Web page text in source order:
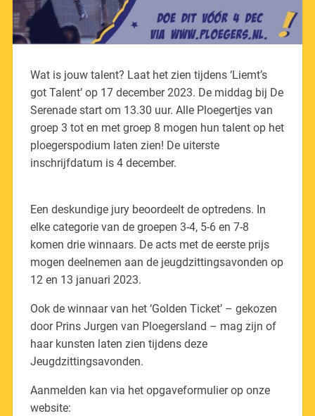
Wat is jouw talent? Laat het zien tijdens ‘Liemt’s
got Talent’ op 17 december 2023. De middag bij De
Serenade start om 13.30 uur. Alle Ploegertjes van
groep 3 tot en met groep 8 mogen hun talent op het
ploegerspodium laten zien! De uiterste
inschrijfdatum is 4 december.
Een deskundige jury beoordeelt de optredens. In
elke categorie van de groepen 3-4, 5-6 en 7-8
komen drie winnaars. De acts met de eerste prijs
mogen deelnemen aan de jeugdzittingsavonden op
12 en 13 januari 2023.
Ook de winnaar van het ‘Golden Ticket’ – gekozen
door Prins Jurgen van Ploegersland – mag zijn of
haar kunsten laten zien tijdens deze
Jeugdzittingsavonden.
Aanmelden kan via het opgaveformulier op onze
website: